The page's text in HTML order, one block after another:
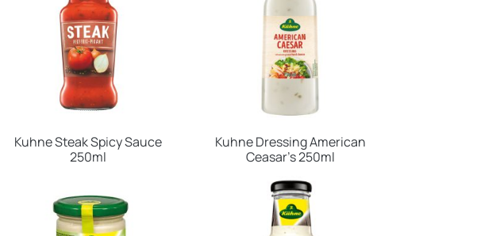
Kuhne Steak Spicy Sauce
250ml
Kuhne Dressing American
Ceasar’s 250ml